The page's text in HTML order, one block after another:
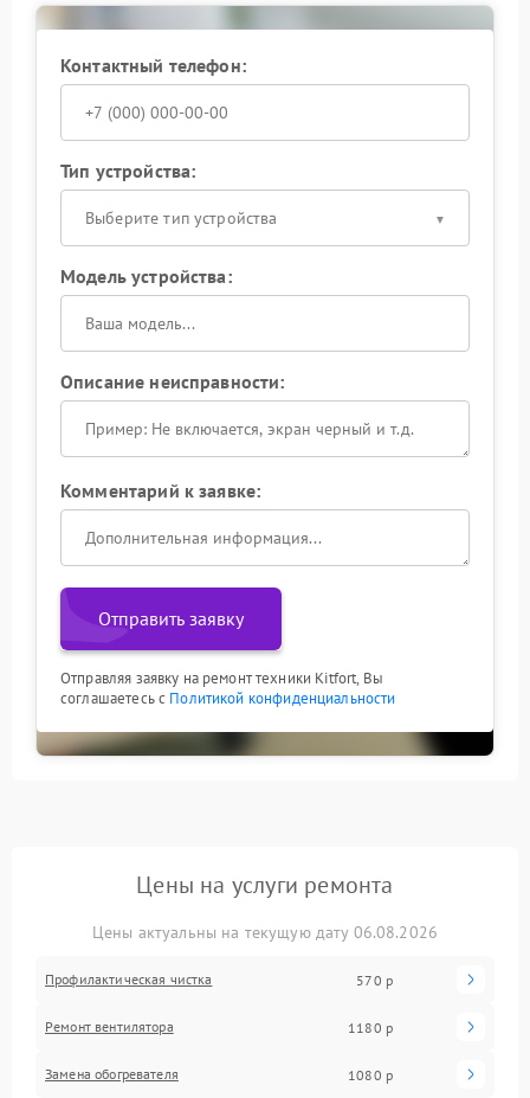
Контактный телефон:
Тип устройства:
Выберите тип устройства
Модель устройства:
Описание неисправности:
Комментарий к заявке:
Отправить заявку
Отправляя заявку на ремонт техники Kitfort, Вы
соглашаетесь с Политикой конфиденциальности
Цены на услуги ремонта
Цены актуальны на текущую дату 06.08.2026
Профилактическая чистка 570 р
Ремонт вентилятора 1180 р
Замена обогревателя 1080 р